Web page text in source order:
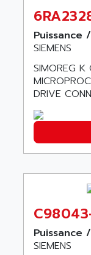
SMC 50
SMC 600
SMC50 /
SMC 25
SMC25
SMC25
PB400
984
ABUS
AC
AC
AC
ACARD
ACBEL
ACCESS
ACCU-
Puissance
SIEMENS
SIMOREG K
DRIVE
Puissance
SIEMENS